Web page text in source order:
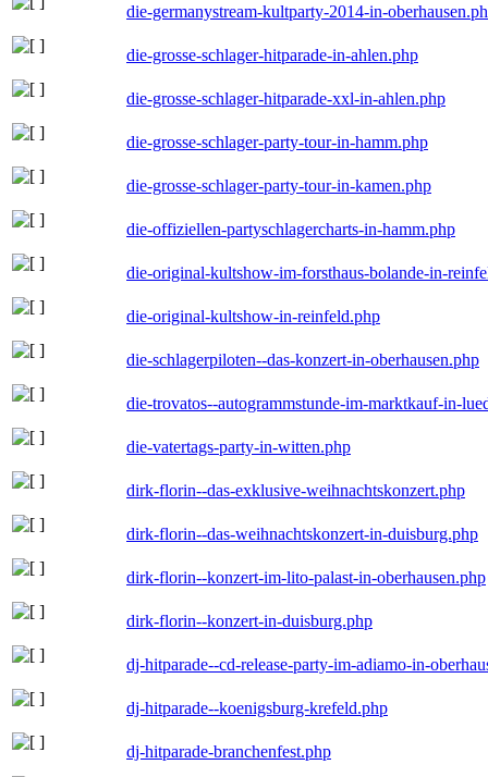
die-germanystream-kultparty-2014-in-
die-grosse-schlager-hitparade-in-ahlen.php
die-grosse-schlager-hitparade-xxl-in-ahlen.php
die-grosse-schlager-party-tour-in-hamm.php
die-grosse-schlager-party-tour-in-kamen.php
die-offiziellen-partyschlagercharts-in-hamm.php
die-original-kultshow-im-forsthaus-bolande-in-
die-original-kultshow-in-reinfeld.php
die-schlagerpiloten--das-konzert-in-oberhausen.php
die-trovatos--autogrammstunde-im-marktkauf-in-
die-vatertags-party-in-witten.php
dirk-florin--das-exklusive-weihnachtskonzert.php
dirk-florin--das-weihnachtskonzert-in-duisburg.php
dirk-florin--konzert-im-lito-palast-in-oberhausen.php
dirk-florin--konzert-in-duisburg.php
dj-hitparade--cd-release-party-im-adiamo-in-
dj-hitparade--koenigsburg-krefeld.php
dj-hitparade-branchenfest.php